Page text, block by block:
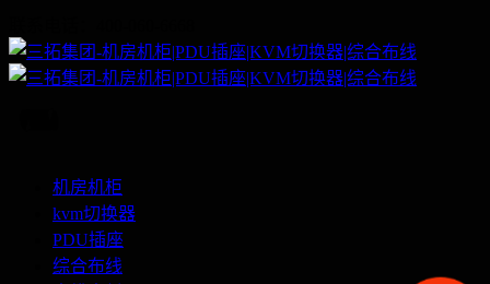
机房机柜
kvm切换器
PDU插座
综合布线